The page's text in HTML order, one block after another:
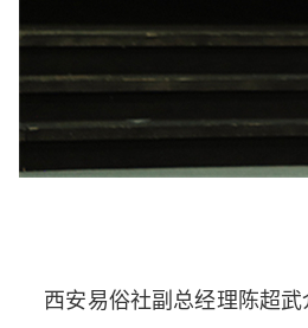
西安易俗社副总经理陈超武